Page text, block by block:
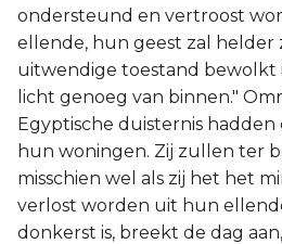
ondersteund en vertroost
ellende, hun geest zal helder
uitwendige toestand bewolkt
licht genoeg van binnen."
Egyptische duisternis hadden
hun woningen. Zij zullen ter
misschien wel als zij het het
verlost worden uit hun
donkerst is, breekt de dag